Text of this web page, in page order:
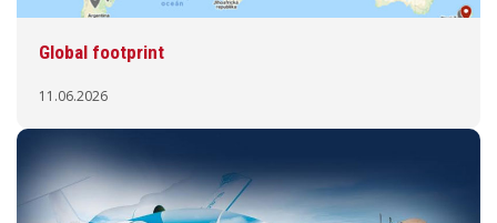
Global footprint
11.06.2026